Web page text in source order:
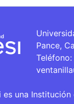
Pance,
es una